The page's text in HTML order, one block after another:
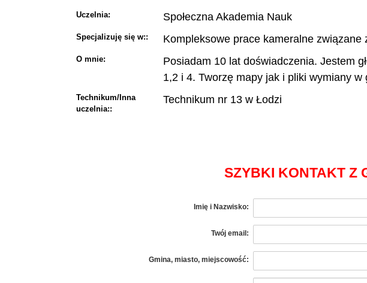
Uczelnia: Społeczna Akademia Nauk
Specjalizuję się w:: Kompleksowe prace kameralne
O mnie:
Posiadam 10 lat doświadczenia. Jestem
1,2 i 4. Tworzę mapy jak i pliki wymiany w
Technikum/Inna
uczelnia::
Technikum nr 13 w Łodzi
SZYBKI KONTAKT Z
Imię i Nazwisko:
Twój email:
Gmina, miasto, miejscowość: